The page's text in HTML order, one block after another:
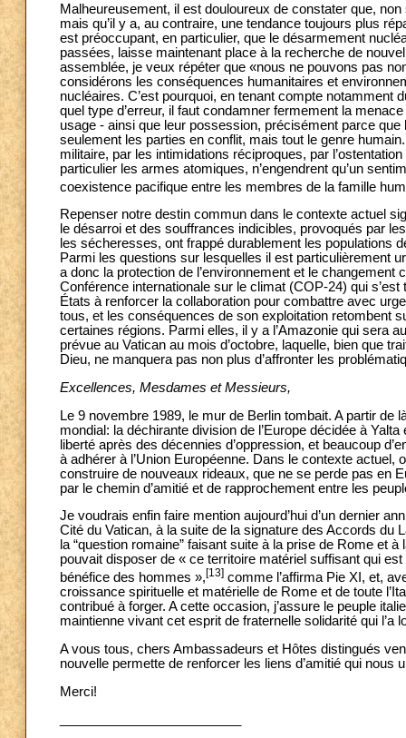
Malheureusement, il est douloureux de constater que,
mais qu’il y a, au contraire, une tendance toujours plus
est préoccupant, en particulier, que le désarmement
passées, laisse maintenant place à la recherche de
assemblée, je veux répéter que «nous ne pouvons pas
considérons les conséquences humanitaires et
nucléaires. C’est pourquoi, en tenant compte notamment
quel type d’erreur, il faut condamner fermement la
usage - ainsi que leur possession, précisément parce
seulement les parties en conflit, mais tout le genre
militaire, par les intimidations réciproques, par
particulier les armes atomiques, n’engendrent qu’un
coexistence pacifique entre les membres de la famille
Repenser notre destin commun dans le contexte actuel
le désarroi et des souffrances indicibles, provoqués par
les sécheresses, ont frappé durablement les populations
Parmi les questions sur lesquelles il est particulièrement
a donc la protection de l’environnement et le
Conférence internationale sur le climat (COP-24) qui
États à renforcer la collaboration pour combattre avec
tous, et les conséquences de son exploitation retombent
certaines régions. Parmi elles, il y a l’Amazonie qui sera
prévue au Vatican au mois d’octobre, laquelle, bien que
Dieu, ne manquera pas non plus d’affronter les
Excellences, Mesdames et Messieurs,
Le 9 novembre 1989, le mur de Berlin tombait. A partir
mondial: la déchirante division de l’Europe décidée à
liberté après des décennies d’oppression, et beaucoup
à adhérer à l’Union Européenne. Dans le contexte
construire de nouveaux rideaux, que ne se perde pas en
par le chemin d’amitié et de rapprochement entre les
Je voudrais enfin faire mention aujourd’hui d’un dernier
Cité du Vatican, à la suite de la signature des Accords du
la “question romaine” faisant suite à la prise de Rome et
pouvait disposer de « ce territoire matériel suffisant qui
bénéfice des hommes »,[13] comme l’affirma Pie XI, et,
croissance spirituelle et matérielle de Rome et de toute
contribué à forger. A cette occasion, j’assure le peuple
maintienne vivant cet esprit de fraternelle solidarité qui l’a
A vous tous, chers Ambassadeurs et Hôtes distingués
nouvelle permette de renforcer les liens d’amitié qui
Merci!